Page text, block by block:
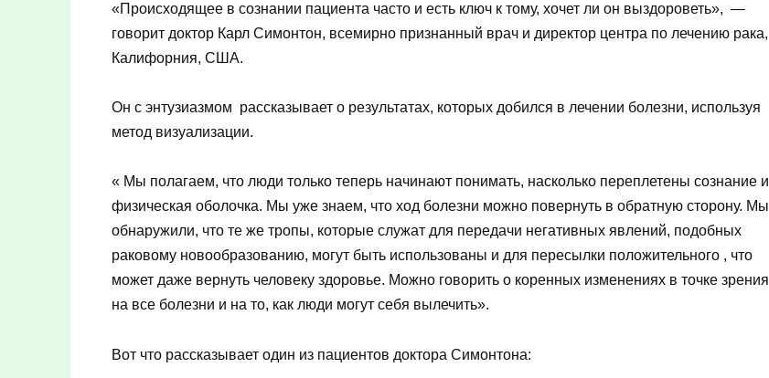
«Происходящее в сознании пациента часто и есть ключ к тому, хочет ли он выздороветь», —
говорит доктор Карл Симонтон, всемирно признанный врач и директор центра по лечению рака,
Калифорния, США.
Он с энтузиазмом рассказывает о результатах, которых добился в лечении болезни, используя
метод визуализации.
« Мы полагаем, что люди только теперь начинают понимать, насколько переплетены сознание и
физическая оболочка. Мы уже знаем, что ход болезни можно повернуть в обратную сторону. Мы
обнаружили, что те же тропы, которые служат для передачи негативных явлений, подобных
раковому новообразованию, могут быть использованы и для пересылки положительного , что
может даже вернуть человеку здоровье. Можно говорить о коренных изменениях в точке зрения
на все болезни и на то, как люди могут себя вылечить».
Вот что рассказывает один из пациентов доктора Симонтона: